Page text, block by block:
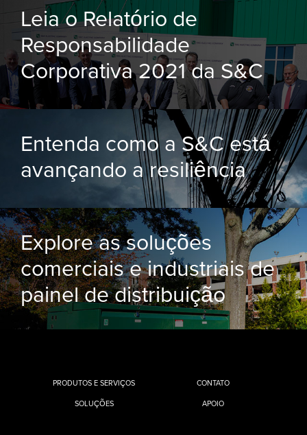
Leia o Relatório de
Responsabilidade
Corporativa 2021 da S&C
Entenda como a S&C está
avançando a resiliência
Explore as soluções
comerciais e industriais de
painel de distribuição
PRODUTOS E SERVIÇOS
SOLUÇÕES
CONTATO
APOIO